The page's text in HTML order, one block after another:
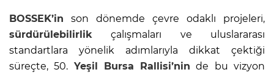
BOSSEK’in son dönemde çevre odaklı projeleri,
sürdürülebilirlik çalışmaları ve uluslararası
standartlara yönelik adımlarıyla dikkat çektiği
süreçte, 50. Yeşil Bursa Rallisi’nin de bu vizyon